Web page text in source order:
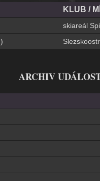
KLUB /
skiareál
ARCHIV